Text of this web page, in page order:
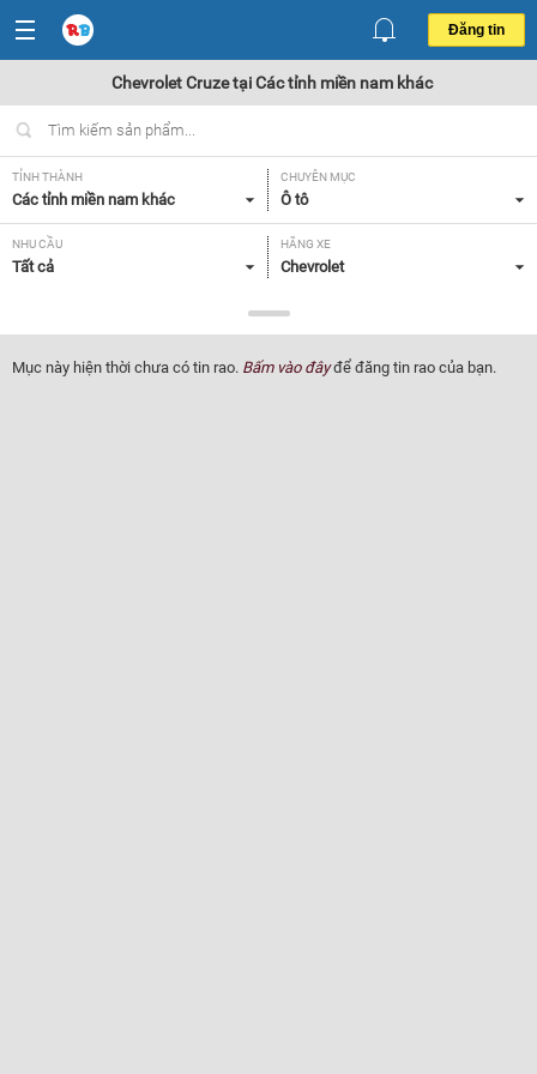
Đăng tin
Chevrolet Cruze tại Các tỉnh miền nam khác
TỈNH THÀNH
Các tỉnh miền nam khác
CHUYÊN MỤC
Ô tô
NHU CẦU
Tất cả
HÃNG XE
Chevrolet
Cruze
NĂM SẢN XUẤT
Tất cả
GIÁ XE XUẤT XỨ
Mục này hiện thời chưa có tin rao. Bấm vào đâyđể đăng tin rao của bạn.